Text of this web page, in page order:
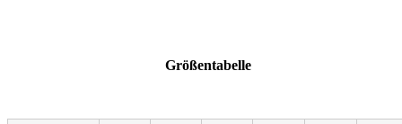
Größentabelle